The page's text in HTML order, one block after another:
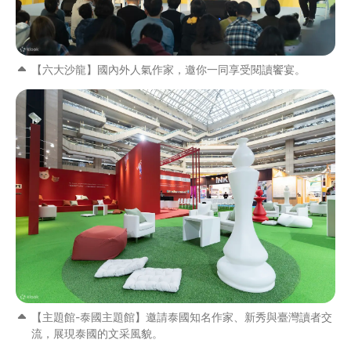
【六大沙龍】國內外人氣作家，邀你一同享受閱讀饗宴。
【主題館-泰國主題館】邀請泰國知名作家、新秀與臺灣讀者交
流，展現泰國的文采風貌。